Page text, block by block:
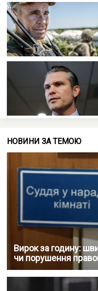
НОВИНИ ЗА ТЕМОЮ
Вирок за годину:
чи порушення